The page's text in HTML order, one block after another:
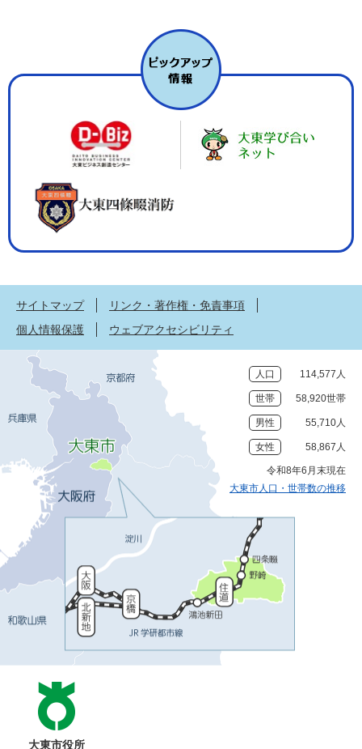
サイトマップ
リンク・著作権・免責事項
個人情報保護
ウェブアクセシビリティ
人口 114,577人
世帯 58,920世帯
男性 55,710人
女性 58,867人
令和8年6月末現在
大東市人口・世帯数の推移
大東市役所